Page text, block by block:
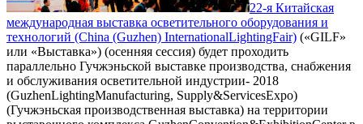
22-я Китайская
международная выставка осветительного оборудования и
технологий (Сhina (Guzhen) InternationalLightingFair) («GILF»
или «Выставка») (осенняя сессия) будет проходить
параллельно Гучжэньской выставке производства, снабжения
и обслуживания осветительной индустрии- 2018
(GuzhenLightingManufacturing, Supply&ServicesExpo)
(Гучжэньская производственная выставка) на территории